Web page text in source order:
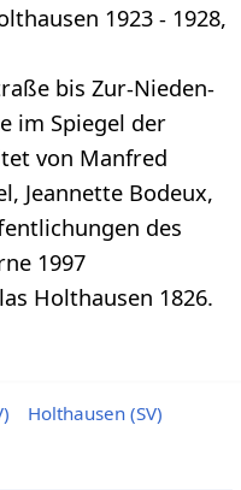
1923 - 1928,
bis Zur-Nieden-
im Spiegel der
von Manfred
Jeannette Bodeux,
des
1997
Holthausen 1826.
Holthausen (SV)